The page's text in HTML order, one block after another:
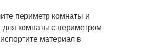
периметр комнаты и
для комнаты с периметром
материал в